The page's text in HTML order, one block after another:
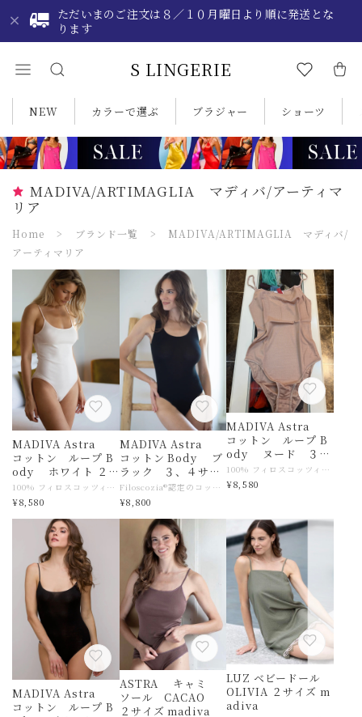
ただいまのご注文は８／１０月曜日より順に発送とな
ります
S LINGERIE
NEW カラーで選ぶ ブラジャー ショーツ
MADIVA/ARTIMAGLIA マディバ/アーティマ
リア
Home ブランド一覧
MADIVA/ARTIMAGLIA マディバ/
アーティマリア
MADIVA Astra
コットン ループ B
ody ホワイト ２、
３サイズ
100% フィロスコッツィア®コットン。フィロスコッツィア®コットン糸は低刺激性、抗菌性、吸湿性に優れ、体から自然に分泌される汗を吸収・分散させ、可溶性タンパク質を含みません。最高品質の素材を使用し、イタリア国内で完全に製造されています。 ☆こちらのブランド一覧はこちら https://www.slingerie.shop/categories/6206266 【商品名】 MADIVA Astra コットン ループ Body ホワイト 【サイズ】MADIVA ２サイズ 日本Mサイズ目安 ３サイズ 日本M〜Lサイズ目安 ４サイズ 日本L目安 サイズ感がご不明な場合は店舗へお問い合わせくださいませ。 【素材】コットン 【色】ホワイト 【ご注意事項】 モニターの発色の具合によって実際のものと色が異なる場合がございます。 【その他商品説明】 1953年にイタリアのウール生産の中心地であるビエラで創業。イタリアならではのデザイン、クオリティーの高さが人気でたくさんの方に愛されているインナーブランド MADIVAです。 伸縮性に富むニット製品を得意とし、保温性・放湿性に優れたシルクウールのアイテムが特に絶大な人気を誇ります。 最高級レースとの組み合わせで、より華やかで氣品のある女性らしさも引き立たせてくれます。 ARTIMAGLIAは、MADIVAのファッショナブルなセカンドブランドです。 シーズンごとに変わるArtimagliaコレクションのファッショナブルなコレクションには 特に高級素材が使用されています。 メリノウールとマルベリーシルクに、ヨーロッパ産の上質なレースを組み合わせ、時代を超越した美しさ、用途の広さ、そしてワードローブに欠かせない上質なウェアを生み出しています
¥8,580
MADIVA Astra
コットン Body ブ
ラック ３、４サイ
ズ
Filoscozia®認定のコットンを使用した、肩幅の広いレディースボディスーツ。サテンの縁取りがアクセントになっています。 使用素材は、低刺激性、抗菌性、吸湿性に優れ、体の自然な汗を吸収・分散し、可溶性タンパク質を含まないFiloscozia®認定コットンです。最高品質の素材を使用し、イタリアで製造されています。 ☆こちらのブランド一覧はこちら https://www.slingerie.shop/categories/6206266 【商品名】 MADIVA Astra コットン Body ブラック 【サイズ】MADIVA ３サイズ 日本M〜Lサイズ目安 ４サイズ 日本L目安 ５サイズ 日本LL目安 サイズ感がご不明な場合は店舗へお問い合わせくださいませ。 【素材】コットン 【色】ブラック 【ご注意事項】 モニターの発色の具合によって実際のものと色が異なる場合がございます。 【その他商品説明】 1953年にイタリアのウール生産の中心地であるビエラで創業。イタリアならではのデザイン、クオリティーの高さが人気でたくさんの方に愛されているインナーブランド MADIVAです。 伸縮性に富むニット製品を得意とし、保温性・放湿性に優れたシルクウールのアイテムが特に絶大な人気を誇ります。 最高級レースとの組み合わせで、より華やかで氣品のある女性らしさも引き立たせてくれます。 ARTIMAGLIAは、MADIVAのファッショナブルなセカンドブランドです。 シーズンごとに変わるArtimagliaコレクションのファッショナブルなコレクションには 特に高級素材が使用されています。 メリノウールとマルベリーシルクに、ヨーロッパ産の上質なレースを組み合わせ、時代を超越した美しさ、用途の広さ、そしてワードローブに欠かせない上質なウェアを生み出しています
¥8,800
MADIVA Astra
コットン ループ B
ody ヌード ３、
４サイズ
100% フィロスコッツィア®コットン。フィロスコッツィア®コットン糸は低刺激性、抗菌性、吸湿性に優れ、体から自然に分泌される汗を吸収・分散させ、可溶性タンパク質を含みません。最高品質の素材を使用し、イタリア国内で完全に製造されています。 ☆こちらのブランド一覧はこちら https://www.slingerie.shop/categories/6206266 【商品名】 MADIVA Astra コットンループ Body ヌード 【サイズ】MADIVA ３サイズ 日本M〜Lサイズ目安 ４サイズ 日本L目安 ５サイズ 日本LL目安 サイズ感がご不明な場合は店舗へお問い合わせくださいませ。 【素材】コットン 【色】ヌード 【ご注意事項】 モニターの発色の具合によって実際のものと色が異なる場合がございます。 【その他商品説明】 1953年にイタリアのウール生産の中心地であるビエラで創業。イタリアならではのデザイン、クオリティーの高さが人気でたくさんの方に愛されているインナーブランド MADIVAです。 伸縮性に富むニット製品を得意とし、保温性・放湿性に優れたシルクウールのアイテムが特に絶大な人気を誇ります。 最高級レースとの組み合わせで、より華やかで氣品のある女性らしさも引き立たせてくれます。 ARTIMAGLIAは、MADIVAのファッショナブルなセカンドブランドです。 シーズンごとに変わるArtimagliaコレクションのファッショナブルなコレクションには 特に高級素材が使用されています。 メリノウールとマルベリーシルクに、ヨーロッパ産の上質なレースを組み合わせ、時代を超越した美しさ、用途の広さ、そしてワードローブに欠かせない上質なウェアを生み出しています
¥8,580
MADIVA Astra
コットン ループ B
ASTRA キャミ
ソール CACAO
２サイズ madiva
LUZ ベビードール
OLIVIA ２サイズ m
adiva